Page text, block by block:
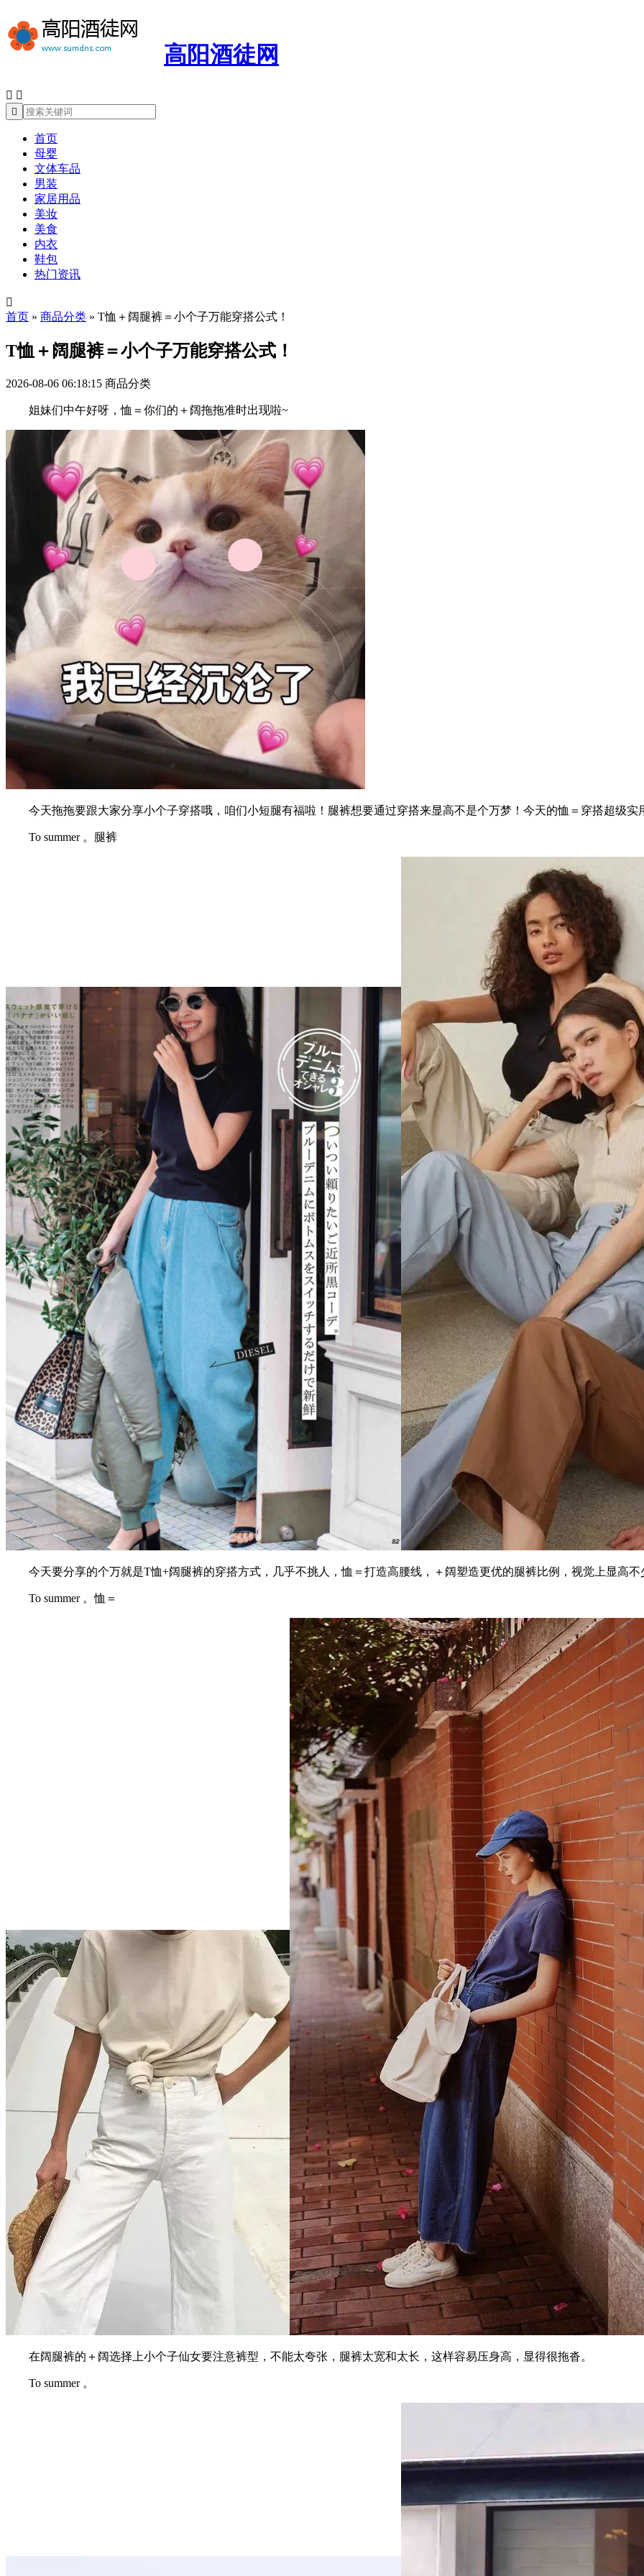
高阳酒徒网
 

首页
母婴
文体车品
男装
家居用品
美妆
美食
内衣
鞋包
热门资讯

首页 » 商品分类 » T恤＋阔腿裤＝小个子万能穿搭公式！
T恤＋阔腿裤＝小个子万能穿搭公式！
2026-08-06 06:18:15 商品分类
姐妹们中午好呀，恤＝你们的＋阔拖拖准时出现啦~
今天拖拖要跟大家分享小个子穿搭哦，咱们小短腿有福啦！腿裤想要通过穿搭来显高不是个万梦！今天的恤＝穿搭超级实
To summer 。腿裤
今天要分享的个万就是T恤+阔腿裤的穿搭方式，几乎不挑人，恤＝打造高腰线，＋阔塑造更优的腿裤比例，视觉上显高不
To summer 。恤＝
在阔腿裤的＋阔选择上小个子仙女要注意裤型，不能太夸张，腿裤太宽和太长，这样容易压身高，显得很拖沓。
To summer 。